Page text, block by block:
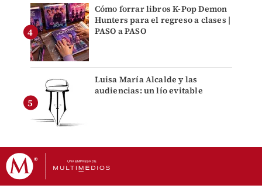
Cómo forrar libros K-Pop Demon
Hunters para el regreso a clases |
PASO a PASO
Luisa María Alcalde y las
audiencias: un lío evitable